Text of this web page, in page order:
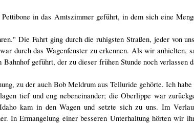
in das Amtszimmer geführt, in dem sich eine
Die Fahrt ging durch die ruhigsten Straßen, jeder von
durch das Wagenfenster zu erkennen. Als wir anhielten,
geführt, der zu dieser frühen Stunde noch verlassen
zu der auch Bob Meldrum aus Telluride gehörte. Ich
tief und eng nebeneinander; die Oberlippe war
kam in den Wagen und setzte sich zu uns. Im
In Ermangelung einer besseren Unterhaltung hörten wir